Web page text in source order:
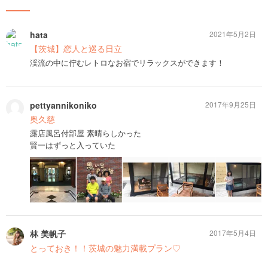
hata
【茨城】恋人と巡る日立
渓流の中に佇むレトロなお宿でリラックスができます！
2021年5月2日
pettyannikoniko
奥久慈
露店風呂付部屋 素晴らしかった
賢一はずっと入っていた
2017年9月25日
林 美帆子
とっておき！！茨城の魅力満載プラン♡
2017年5月4日